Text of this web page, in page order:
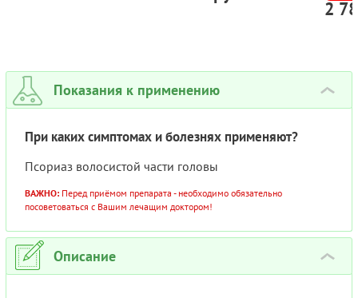
ПО
2
Показания к применению ›
При каких симптомах и болезнях применяют?
Псориаз волосистой части головы
ВАЖНО: Перед приёмом препарата - необходимо обязательно
посоветоваться с Вашим лечащим доктором!
Описание ›